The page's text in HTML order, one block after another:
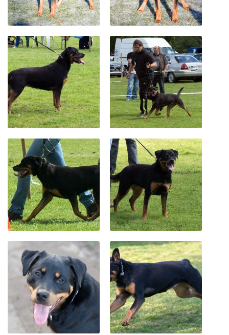
Fotografie
Overige
Hondenvoeders
Webdesign
Contact